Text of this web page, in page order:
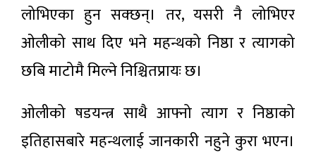
लोभिएका हुन सक्छन्। तर, यसरी नै लोभिएर
ओलीको साथ दिए भने महन्थको निष्ठा र त्यागको
छबि माटोमै मिल्ने निश्चितप्रायः छ।
ओलीको षडयन्त्र साथै आफ्नो त्याग र निष्ठाको
इतिहासबारे महन्थलाई जानकारी नहुने कुरा भएन।